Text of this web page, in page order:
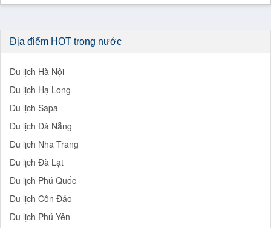
Địa điểm HOT trong nước
Du lịch Hà Nội
Du lịch Hạ Long
Du lịch Sapa
Du lịch Đà Nẵng
Du lịch Nha Trang
Du lịch Đà Lạt
Du lịch Phú Quốc
Du lịch Côn Đảo
Du lịch Phú Yên